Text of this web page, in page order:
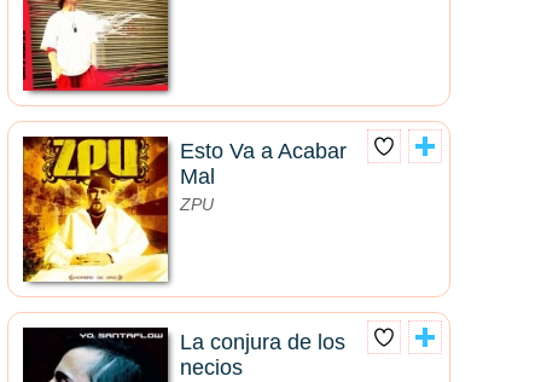
Esto Va a Acabar
Mal
ZPU
La conjura de los
necios